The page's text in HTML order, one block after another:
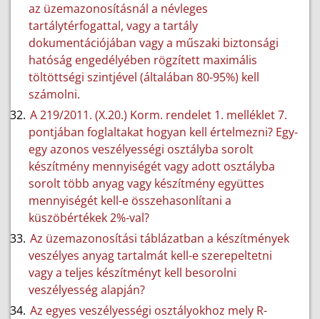
az üzemazonosításnál a névleges
tartálytérfogattal, vagy a tartály
dokumentációjában vagy a műszaki biztonsági
hatóság engedélyében rögzített maximális
töltöttségi szintjével (általában 80-95%) kell
számolni.
A 219/2011. (X.20.) Korm. rendelet 1. melléklet 7.
pontjában foglaltakat hogyan kell értelmezni? Egy-
egy azonos veszélyességi osztályba sorolt
készítmény mennyiségét vagy adott osztályba
sorolt több anyag vagy készítmény együttes
mennyiségét kell-e összehasonlítani a
küszöbértékek 2%-val?
Az üzemazonosítási táblázatban a készítmények
veszélyes anyag tartalmát kell-e szerepeltetni
vagy a teljes készítményt kell besorolni
veszélyesség alapján?
Az egyes veszélyességi osztályokhoz mely R-